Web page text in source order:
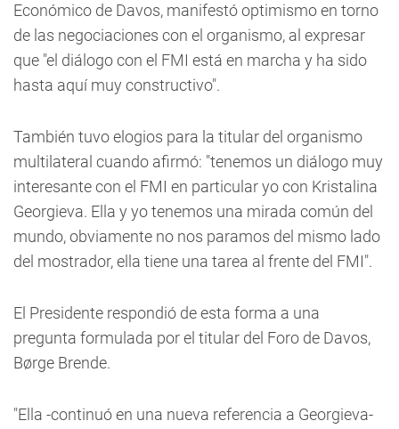
Económico de Davos, manifestó optimismo en torno
de las negociaciones con el organismo, al expresar
que "el diálogo con el FMI está en marcha y ha sido
hasta aquí muy constructivo".
También tuvo elogios para la titular del organismo
multilateral cuando afirmó: "tenemos un diálogo muy
interesante con el FMI en particular yo con Kristalina
Georgieva. Ella y yo tenemos una mirada común del
mundo, obviamente no nos paramos del mismo lado
del mostrador, ella tiene una tarea al frente del FMI".
El Presidente respondió de esta forma a una
pregunta formulada por el titular del Foro de Davos,
Børge Brende.
"Ella -continuó en una nueva referencia a Georgieva-